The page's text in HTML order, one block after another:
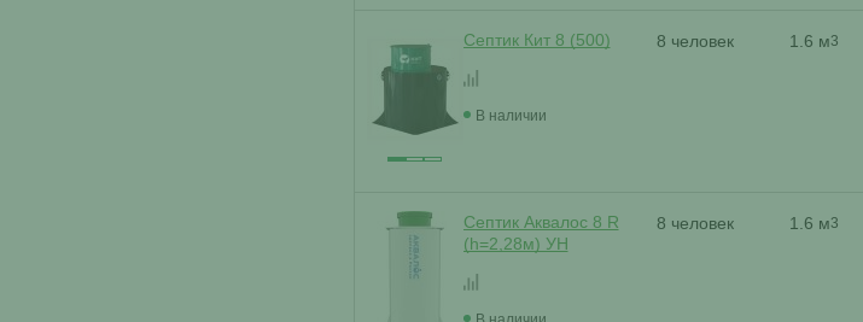
Септик Кит 8 (500)
В наличии
8 человек 1.6 м3
Септик Аквалос 8 R
(h=2,28м) УН
8 человек 1.6 м3